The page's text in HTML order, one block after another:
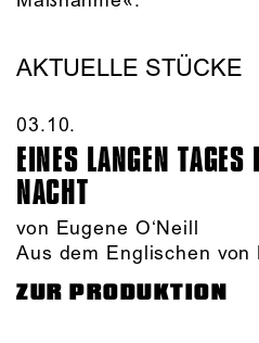
AKTUELLE STÜCKE
03.10.​
EINES LANGEN
NACHT
von Eugene O‘Neill
Aus dem Englischen von
ZUR PRODUKTION